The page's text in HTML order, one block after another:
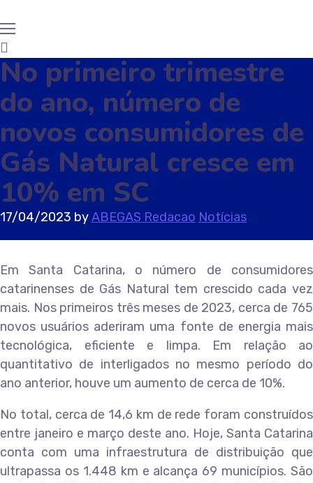
No primeiro trimestre
do ano, número de
novos consumidores de
Gás Natural cresce em
10% em SC
17/04/2023 byABEGAS Redacao Notícias
Em Santa Catarina, o número de consumidores
catarinenses de Gás Natural tem crescido cada vez
mais. Nos primeiros três meses de 2023, cerca de 765
novos usuários aderiram uma fonte de energia mais
tecnológica, eficiente e limpa. Em relação ao
quantitativo de interligados no mesmo período do
ano anterior, houve um aumento de cerca de 10%.
No total, cerca de 14,6 km de rede foram construídos
entre janeiro e março deste ano. Hoje, Santa Catarina
conta com uma infraestrutura de distribuição que
ultrapassa os 1.448 km e alcança 69 municípios. São